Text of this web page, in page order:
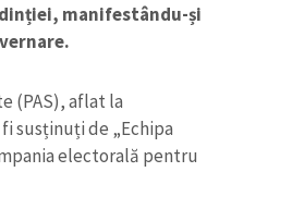
manifestându-și
(PAS), aflat la
susținuți de „Echipa
electorală pentru